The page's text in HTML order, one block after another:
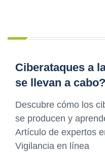
Ciberataques a
se llevan a cabo?
Descubre cómo los
se producen y
Artículo de expertos
Vigilancia en línea